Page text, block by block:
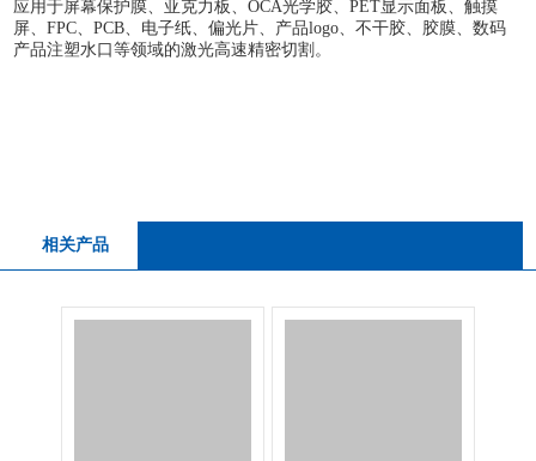
应用于屏幕保护膜、亚克力板、OCA光学胶、PET显示面板、触摸
屏、FPC、PCB、电子纸、偏光片、产品logo、不干胶、胶膜、数码
产品注塑水口等领域的激光高速精密切割。
相关产品